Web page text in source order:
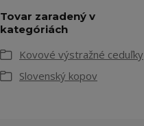
Tovar zaradený v
kategóriách
Kovové výstražné ceduľky
Slovenský kopov